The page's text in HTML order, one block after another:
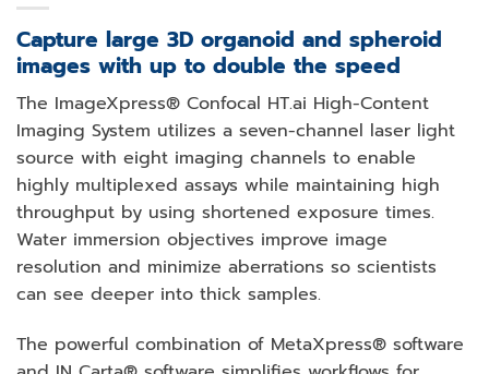
Capture large 3D organoid and spheroid
images with up to double the speed
The ImageXpress® Confocal HT.ai High-Content
Imaging System utilizes a seven-channel laser light
source with eight imaging channels to enable
highly multiplexed assays while maintaining high
throughput by using shortened exposure times.
Water immersion objectives improve image
resolution and minimize aberrations so scientists
can see deeper into thick samples.
The powerful combination of MetaXpress® software